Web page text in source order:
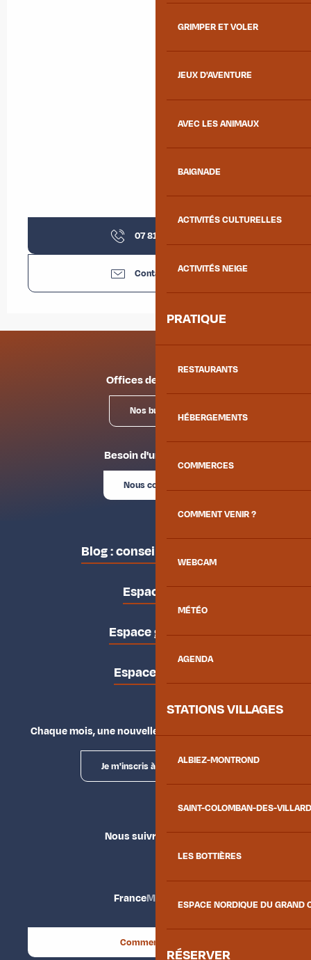
GRIMPER ET VOLER
JEUX D'AVENTURE
AVEC LES ANIMAUX
BAIGNADE
ACTIVITÉS CULTURELLES
ACTIVITÉS NEIGE
PRATIQUE
RESTAURANTS
HÉBERGEMENTS
COMMERCES
COMMENT VENIR ?
WEBCAM
MÉTÉO
AGENDA
STATIONS VILLAGES
ALBIEZ-MONTROND
SAINT-COLOMBAN-DES-
LES BOTTIÈRES
ESPACE NORDIQUE DU GRAND
RÉSERVER
07 81 88 33
Contactez-nous
Offices de tourisme
Nos bureaux
Besoin d'un conseil ?
Nous contacter
Blog : conseils des locaux
Espace pro
Espace groupes
Espace presse
Chaque mois, une nouvelle façon d'explorer la vallée.
Je m'inscris à la newsletter
Nous suivre
FranceMaurienne
Comment venir ?